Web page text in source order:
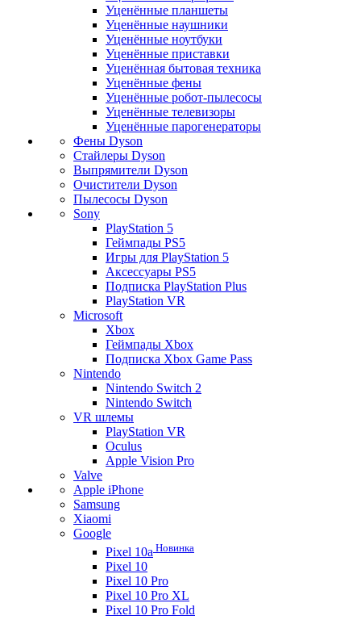
Уценённые планшеты
Уценённые наушники
Уценённые ноутбуки
Уценённые приставки
Уценённая бытовая техника
Уценённые фены
Уценённые робот-пылесосы
Уценённые телевизоры
Уценённые парогенераторы
Фены Dyson
Стайлеры Dyson
Выпрямители Dyson
Очистители Dyson
Пылесосы Dyson
Sony
PlayStation 5
Геймпады PS5
Игры для PlayStation 5
Аксессуары PS5
Подписка PlayStation Plus
PlayStation VR
Microsoft
Xbox
Геймпады Xbox
Подписка Xbox Game Pass
Nintendo
Nintendo Switch 2
Nintendo Switch
VR шлемы
PlayStation VR
Oculus
Apple Vision Pro
Valve
Apple iPhone
Samsung
Xiaomi
Google
Pixel 10a Новинка
Pixel 10
Pixel 10 Pro
Pixel 10 Pro XL
Pixel 10 Pro Fold